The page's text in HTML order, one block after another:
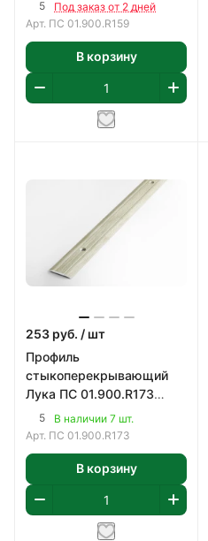
5
Под заказ от 2 дней
Арт. ПС 01.900.R159
В корзину
253 руб. / шт
Профиль
стыкоперекрывающий
Лука ПС 01.900.R173
900х25 мм
5
В наличии 7 шт.
Арт. ПС 01.900.R173
В корзину